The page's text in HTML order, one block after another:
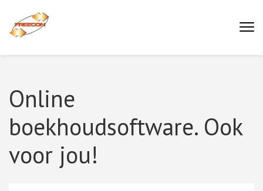
naar
Online
boekhoudsoftware. Ook
voor jou!